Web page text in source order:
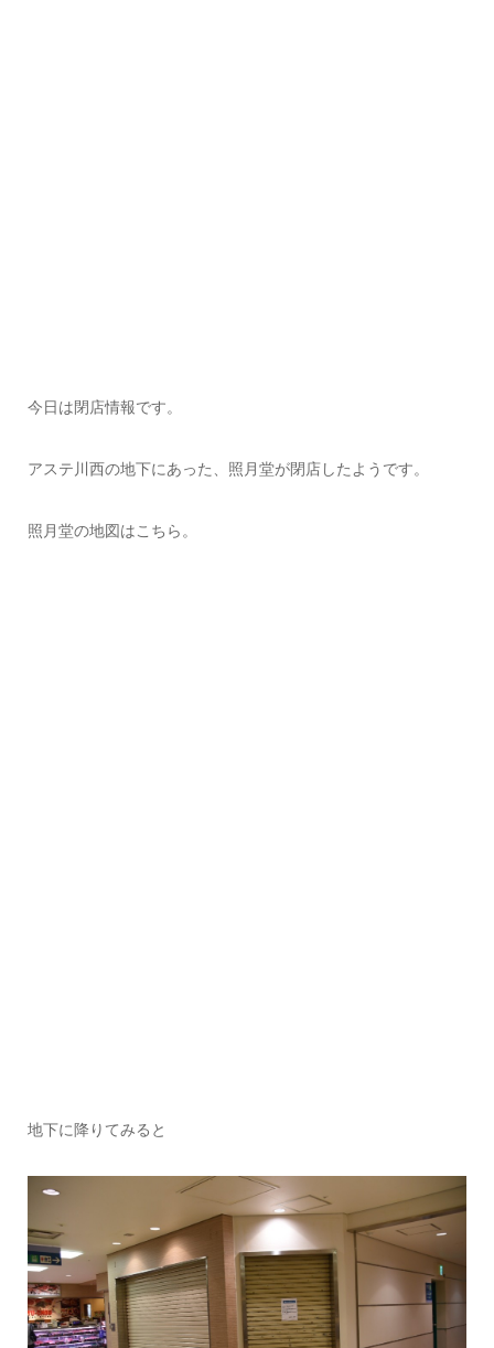
今日は閉店情報です。
アステ川西の地下にあった、照月堂が閉店したようです。
照月堂の地図はこちら。
地下に降りてみると